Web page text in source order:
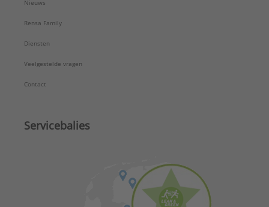
Nieuws
Rensa Family
Diensten
Veelgestelde vragen
Contact
Servicebalies